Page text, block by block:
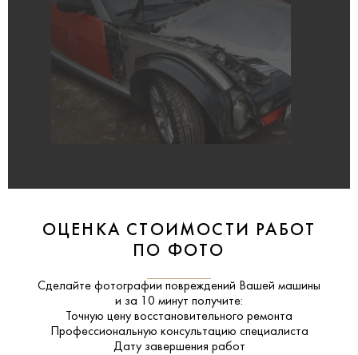
ОЦЕНКА СТОИМОСТИ РАБОТ
ПО ФОТО
Сделайте фотографии повреждений Вашей машины
и за 10 минут получите:
Точную цену восстановительного ремонта
Профессиональную консультацию специалиста
Дату завершения работ